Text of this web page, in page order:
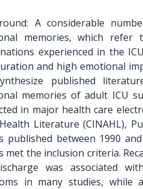
A considerable
memories, which refer
experienced in the
and high emotional
published
memories of adult ICU
in major health care
Literature (CINAHL),
published between 1990
met the inclusion criteria.
was associated
in many studies, while